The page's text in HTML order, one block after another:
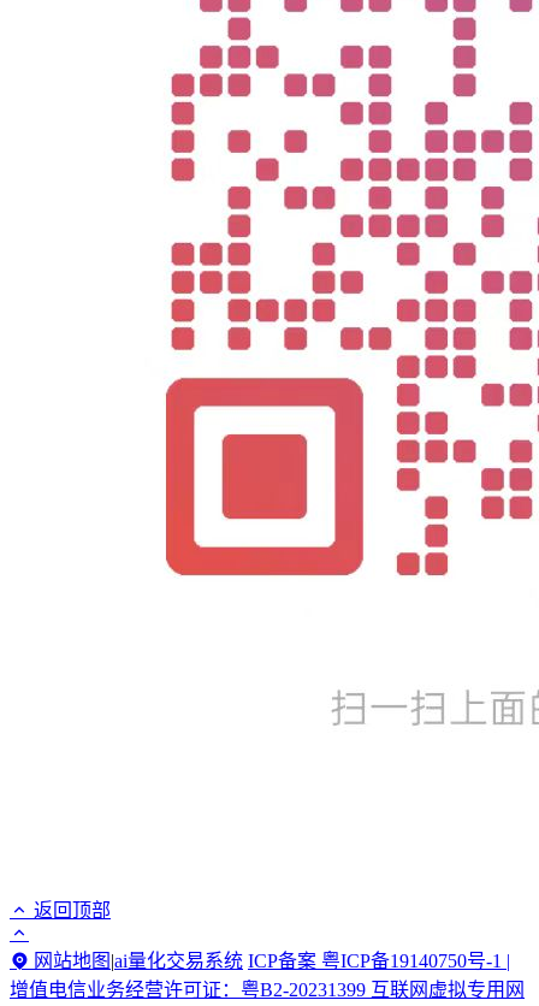
返回顶部
网站地图 |ai量化交易系统 ICP备案 粤ICP备19140750号-1 |
增值电信业务经营许可证：粤B2-20231399 互联网虚拟专用网